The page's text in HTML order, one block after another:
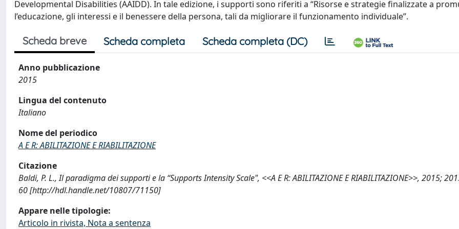
Developmental Disabilities (AAIDD). In tale edizione, i supporti sono riferiti a “Risorse e strategie finalizzate a
l’educazione, gli interessi e il benessere della persona, tali da migliorare il funzionamento individuale”.
Scheda breve Scheda completa Scheda completa (DC)
Anno pubblicazione
2015
Lingua del contenuto
Italiano
Nome del periodico
A E R: ABILITAZIONE E RIABILITAZIONE
Citazione
Baldi, P. L., Il paradigma dei supporti e la “Supports Intensity Scale", <<A E R: ABILITAZIONE E RIABILITAZIONE>>, 2015;
60 [http://hdl.handle.net/10807/71150]
Appare nelle tipologie:
Articolo in rivista, Nota a sentenza